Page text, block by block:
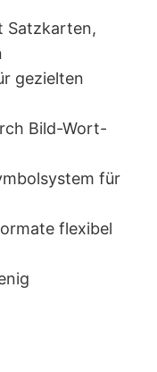
Satzkarten,
gezielten
Bild-Wort-
für
flexibel